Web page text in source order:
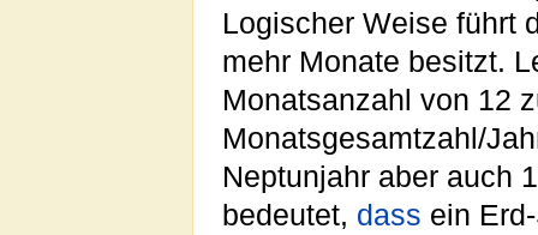
Logischer Weise führt
mehr Monate besitzt.
Monatsanzahl von 12
Monatsgesamtzahl/
Neptunjahr aber auch
bedeutet, dass ein